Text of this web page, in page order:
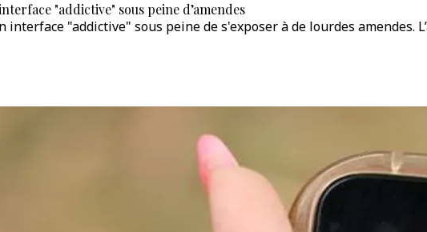
"addictive" sous peine d’amendes
interface "addictive" sous peine de s'exposer à de lourdes